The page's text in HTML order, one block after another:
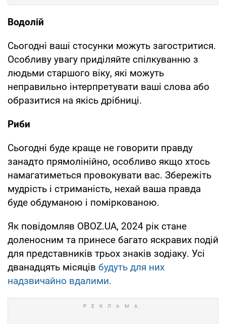
Водолiй
Сьогоднi вашi стосунки можуть загостритися.
Особливу увагу приділяйте спiлкуванню з
людьми старшого віку, якi можуть
неправильно iнтерпретувати вашi слова або
образитися на якісь дрiбницi.
Риби
Сьогоднi буде краще не говорити правду
занадто прямолiнійно, особливо якщо хтось
намагатиметься провокувати вас. Збережiть
мудрiсть i стриманiсть, нехай ваша правда
буде обдуманою i помiркованою.
Як повідомляв OBOZ.UA, 2024 рік стане
доленосним та принесе багато яскравих подій
для представників трьох знаків зодіаку. Усі
дванадцять місяців будуть для них
надзвичайно вдалими.